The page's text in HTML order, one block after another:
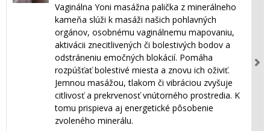
Vaginálna Yoni masážna palička z minerálneho
kameňa slúži k masáži našich pohlavných
orgánov, osobnému vaginálnemu mapovaniu,
aktivácii znecitlivených či bolestivých bodov a
odstráneniu emočných blokácií. Pomáha
rozpúšťať bolestivé miesta a znovu ich oživiť.
Jemnou masážou, tlakom či vibráciou zvyšuje
citlivosť a prekrvenosť vnútorného prostredia. K
tomu prispieva aj energetické pôsobenie
zvoleného minerálu.